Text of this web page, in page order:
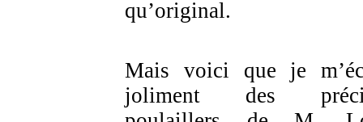
qu’original.
Mais voici que je
joliment des